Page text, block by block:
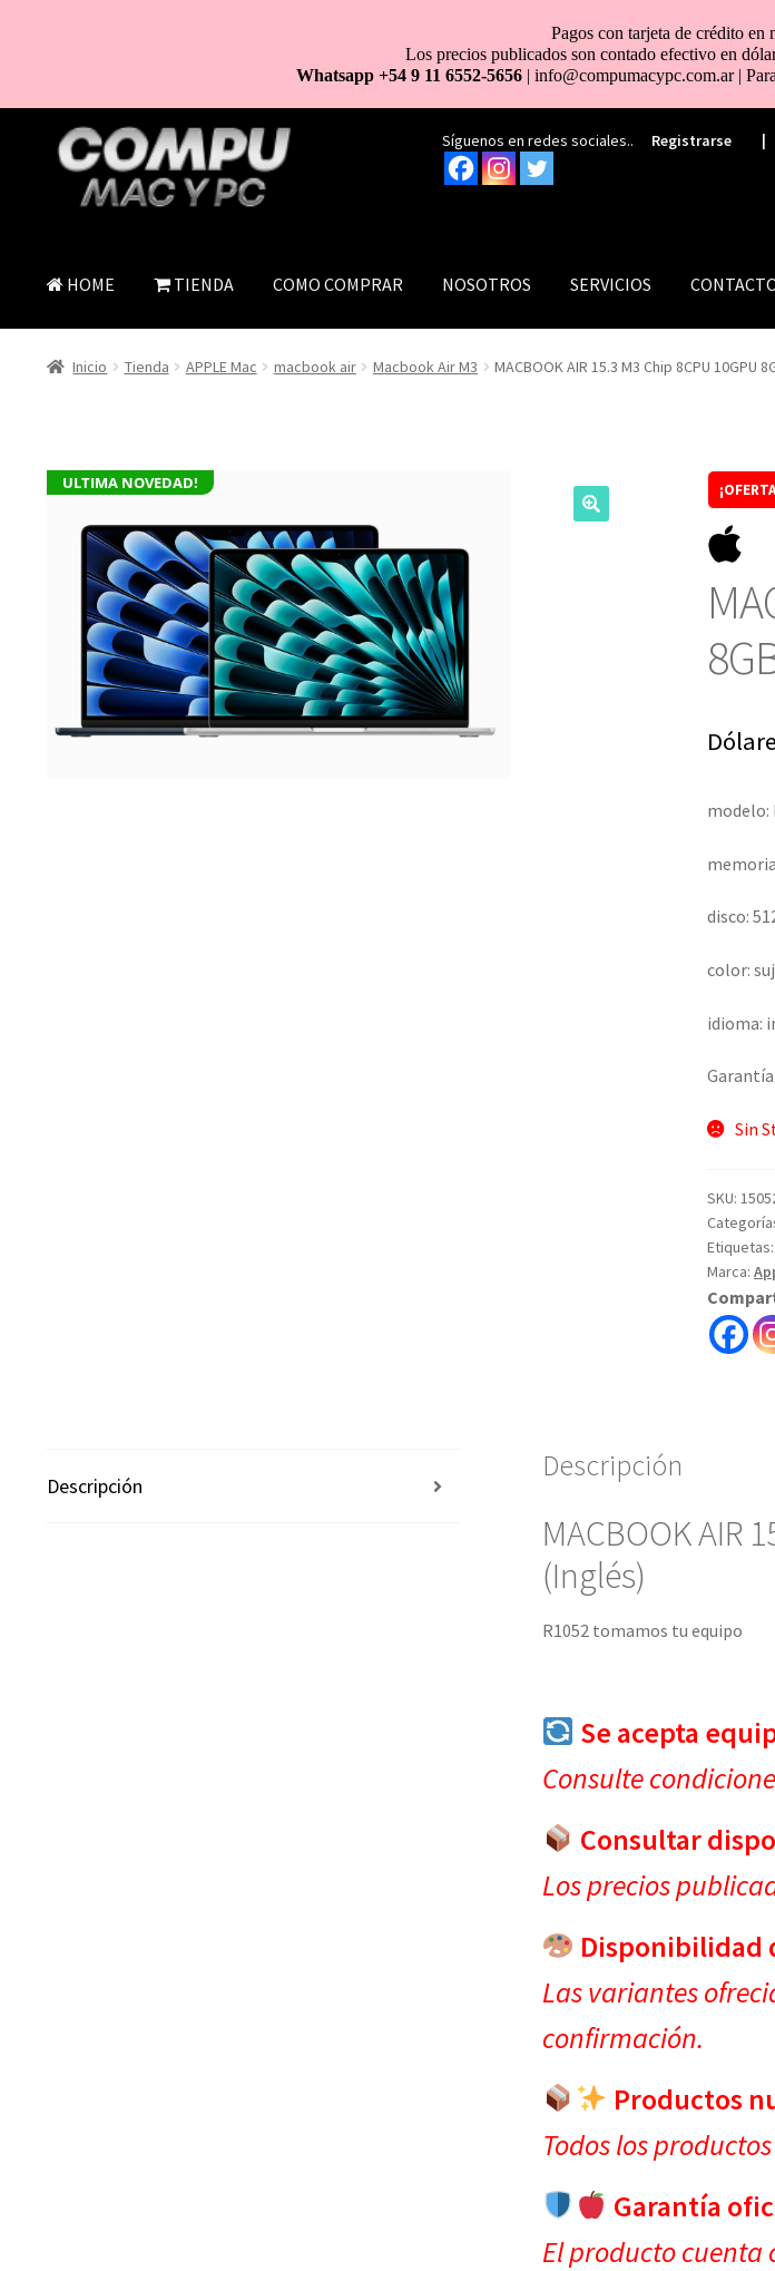
navegación
al
contenido
Síguenos en redes sociales.. Registrarse |
HOME TIENDA COMO COMPRAR NOSOTROS SERVICIOS
Inicio Tienda APPLE Mac macbook air Macbook Air M3 MACBOOK AIR 15.3 M3 Chip 8CPU 10GPU
ULTIMA NOVEDAD!
modelo:
disco:
color:
idioma:
Sin
SKU:
Etiquetas:
Marca:
Descripción
Descripción
MACBOOK AIR
(Inglés)
R1052 tomamos tu equipo
Se acepta
Consulte
Consultar
Los precios
Disponibilidad
Las variantes
confirmación.
Productos
Todos los
Garantía
El producto
Pagos con tarjeta de crédito en
Los precios publicados son contado efectivo en
Whatsapp +54 9 11 6552-5656 | info@compumacypc.com.ar |